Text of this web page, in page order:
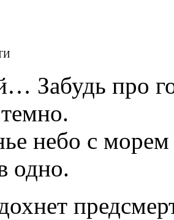
Забудь про
небо с морем
одно.